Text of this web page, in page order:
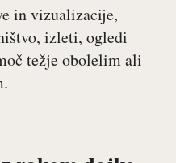
in vizualizacije,
izleti, ogledi
težje obolelim ali